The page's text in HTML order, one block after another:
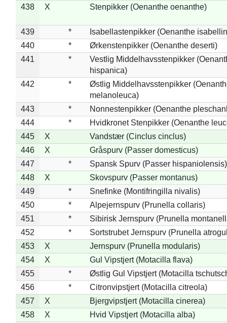
438
X Stenpikker (Oenanthe oenanthe)
439 *
Isabellastenpikker (Oenanthe
440
*
Ørkenstenpikker (Oenanthe deserti)
441
*
Vestlig Middelhavsstenpikker
hispanica)
442
*
Østlig Middelhavsstenpikker
melanoleuca)
443
*
Nonnestenpikker (Oenanthe
444
*
Hvidkronet Stenpikker (Oenanthe
445
X
Vandstær (Cinclus cinclus)
446
X
Gråspurv (Passer domesticus)
447
*
Spansk Spurv (Passer hispaniolensis)
448
X
Skovspurv (Passer montanus)
449
*
Snefinke (Montifringilla nivalis)
450
*
Alpejernspurv (Prunella collaris)
451
*
Sibirisk Jernspurv (Prunella
452
*
Sortstrubet Jernspurv (Prunella
453
X
Jernspurv (Prunella modularis)
454
X
Gul Vipstjert (Motacilla flava)
455
*
Østlig Gul Vipstjert (Motacilla
456
*
Citronvipstjert (Motacilla citreola)
457
X
Bjergvipstjert (Motacilla cinerea)
458
X
Hvid Vipstjert (Motacilla alba)